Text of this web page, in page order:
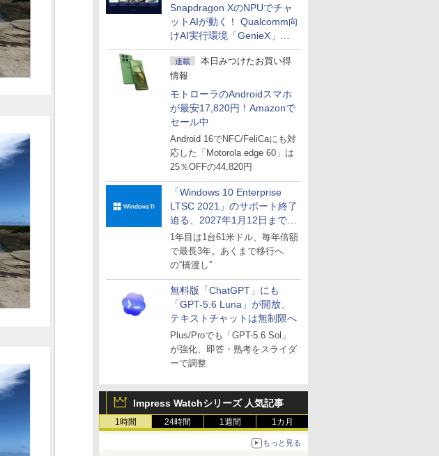
Snapdragon XのNPUでチャ
ットAIが動く！ Qualcomm向
けAI実行環境「GenieX」を
試してみた
連載
本日みつけたお買い得
情報
モトローラのAndroidスマホ
が最安17,820円！Amazonで
セール中
Android 16でNFC/FeliCaにも対
応した「Motorola edge 60」は
25％OFFの44,820円
「Windows 10 Enterprise
LTSC 2021」のサポート終了
迫る、2027年1月12日まで
～ESUは9月1日から販売
1年目は1台61米ドル、毎年倍額
で最長3年。あくまで移行へ
の“橋渡し”
無料版「ChatGPT」にも
「GPT-5.6 Luna」が開放、
テキストチャットは無制限へ
Plus/Proでも「GPT-5.6 Sol」
が強化、即答・熟考をスライダ
ーで調整
Impress Watchシリーズ 人気記事
1時間 24時間 1週間 1カ月
もっと見る